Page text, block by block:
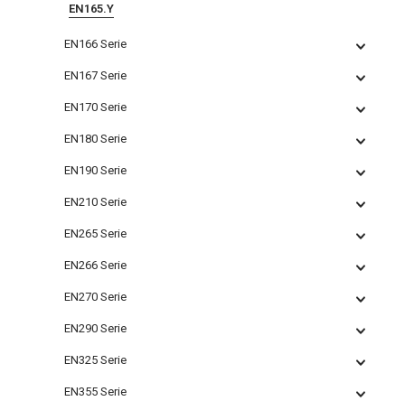
EN165.Y
EN166 Serie
EN167 Serie
EN170 Serie
EN180 Serie
EN190 Serie
EN210 Serie
EN265 Serie
EN266 Serie
EN270 Serie
EN290 Serie
EN325 Serie
EN355 Serie